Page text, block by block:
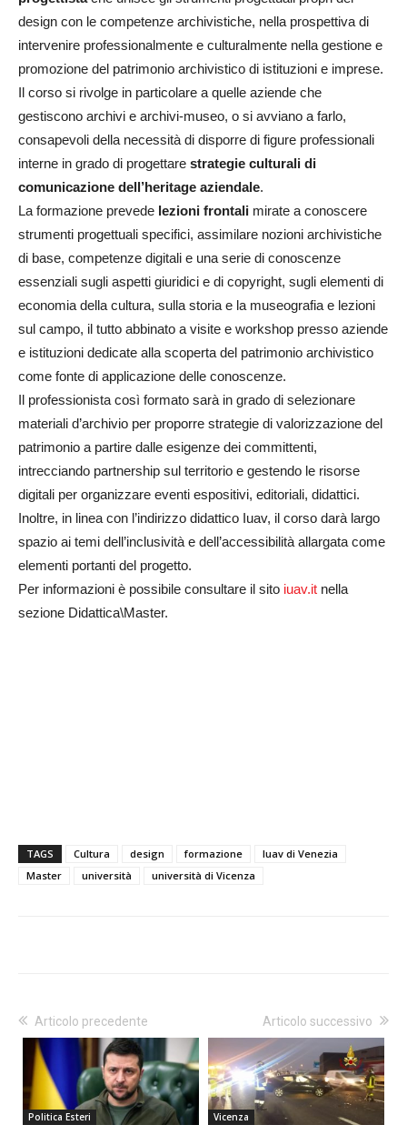
design con le competenze archivistiche, nella prospettiva di
intervenire professionalmente e culturalmente nella gestione e
promozione del patrimonio archivistico di istituzioni e imprese.
Il corso si rivolge in particolare a quelle aziende che
gestiscono archivi e archivi-museo, o si avviano a farlo,
consapevoli della necessità di disporre di figure professionali
interne in grado di progettare strategie culturali di
comunicazione dell’heritage aziendale.
La formazione prevede lezioni frontali mirate a conoscere
strumenti progettuali specifici, assimilare nozioni archivistiche
di base, competenze digitali e una serie di conoscenze
essenziali sugli aspetti giuridici e di copyright, sugli elementi di
economia della cultura, sulla storia e la museografia e lezioni
sul campo, il tutto abbinato a visite e workshop presso aziende
e istituzioni dedicate alla scoperta del patrimonio archivistico
come fonte di applicazione delle conoscenze.
Il professionista così formato sarà in grado di selezionare
materiali d’archivio per proporre strategie di valorizzazione del
patrimonio a partire dalle esigenze dei committenti,
intrecciando partnership sul territorio e gestendo le risorse
digitali per organizzare eventi espositivi, editoriali, didattici.
Inoltre, in linea con l’indirizzo didattico Iuav, il corso darà largo
spazio ai temi dell’inclusività e dell’accessibilità allargata come
elementi portanti del progetto.
Per informazioni è possibile consultare il sito iuav.it nella
sezione Didattica\Master.
TAGS Cultura design formazione
Iuav di Venezia
Master
università università di Vicenza
Articolo precedente
Politica Esteri
Articolo successivo
Vicenza